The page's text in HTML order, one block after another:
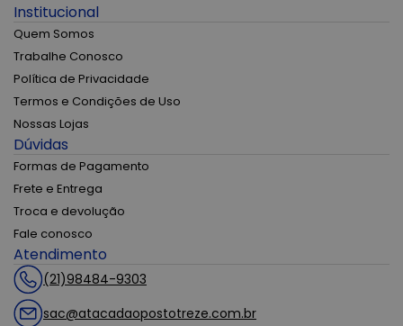
Institucional
Quem Somos
Trabalhe Conosco
Política de Privacidade
Termos e Condições de Uso
Nossas Lojas
Dúvidas
Formas de Pagamento
Frete e Entrega
Troca e devolução
Fale conosco
Atendimento
(21)98484-9303
sac@atacadaopostotreze.com.br